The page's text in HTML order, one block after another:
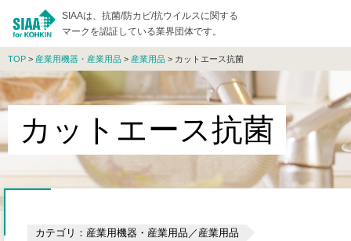
SIAAは、抗菌/防カビ/抗ウイルスに関する
マークを認証している業界団体です。
TOP > 産業用機器・産業用品 > 産業用品 > カットエース抗菌
カットエース抗菌
カテゴリ：産業用機器・産業用品／産業用品